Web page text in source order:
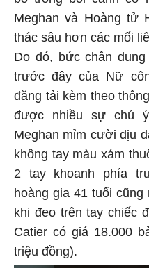
Meghan và Hoàng tử
thác sâu hơn các mối
Do đó, bức chân
trước đây của Nữ
đăng tải kèm theo
được nhiều sự chú
Meghan mỉm cười dịu
không tay màu xám
2 tay khoanh phía
hoàng gia 41 tuổi
khi đeo trên tay chiếc
Catier có giá 18.000
triệu đồng).